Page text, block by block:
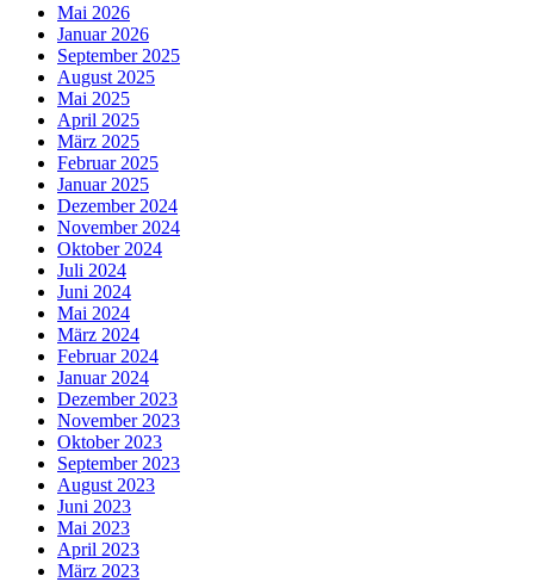
Mai 2026
Januar 2026
September 2025
August 2025
Mai 2025
April 2025
März 2025
Februar 2025
Januar 2025
Dezember 2024
November 2024
Oktober 2024
Juli 2024
Juni 2024
Mai 2024
März 2024
Februar 2024
Januar 2024
Dezember 2023
November 2023
Oktober 2023
September 2023
August 2023
Juni 2023
Mai 2023
April 2023
März 2023